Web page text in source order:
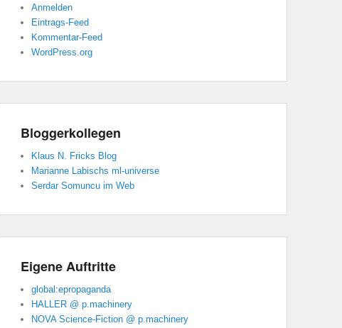
Anmelden
Eintrags-Feed
Kommentar-Feed
WordPress.org
Bloggerkollegen
Klaus N. Fricks Blog
Marianne Labischs ml-universe
Serdar Somuncu im Web
Eigene Auftritte
global:epropaganda
HALLER @ p.machinery
NOVA Science-Fiction @ p.machinery